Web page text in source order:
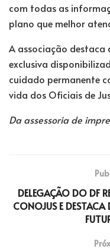
com todas as
plano que melhor
A associação destaca
exclusiva
cuidado permanente
vida dos Oficiais de
Da assessoria de
DELEGAÇÃO DO DF
CONOJUS E DESTACA